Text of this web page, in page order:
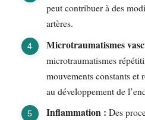
peut contribuer à des
artères.
Microtraumatismes
microtraumatismes
mouvements constants et
au développement de
Inflammation : Des